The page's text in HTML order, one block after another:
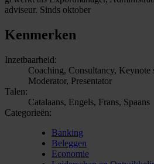
adviseur. Sinds oktober
Kenmerken
Inzetbaarheid:
Coaching, Consultancy, Keynote
Moderator, Presentator
Talen:
Catalaans, Engels, Frans, Spaans
Categorieën:
Banking
Beleggen
Economie